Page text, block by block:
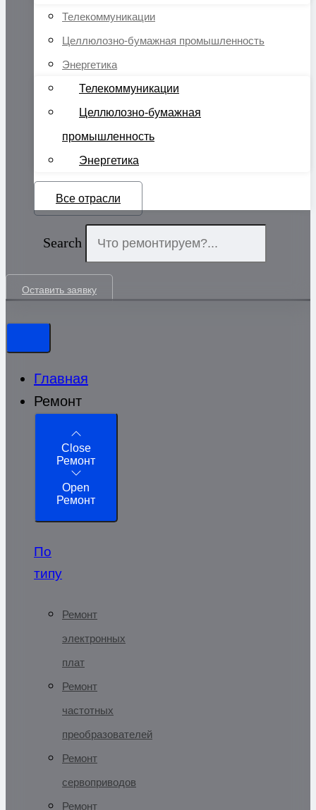
Телекоммуникации
Целлюлозно-бумажная промышленность
Энергетика
Телекоммуникации
Целлюлозно-бумажная
промышленность
Энергетика
Все отрасли
Search
Оставить заявку
Главная
Ремонт
Close
Ремонт
Open
Ремонт
По
типу
Ремонт
электронных
плат
Ремонт
частотных
преобразователей
Ремонт
сервоприводов
Ремонт